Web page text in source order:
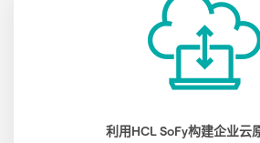
利用HCL SoFy构建企业云